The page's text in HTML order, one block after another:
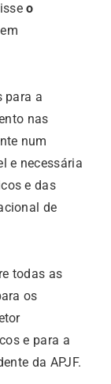
o
em
para a
nas
num
e necessária
e das
de
todas as
os
e para a
da APJF.